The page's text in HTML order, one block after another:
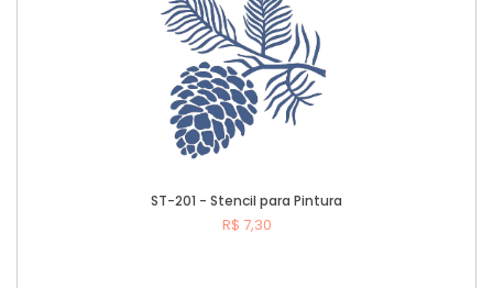
ST-201 - Stencil para Pintura
R$ 7,30